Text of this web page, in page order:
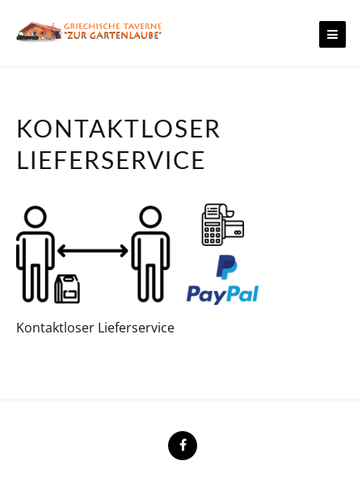
KONTAKTLOSER
LIEFERSERVICE
Kontaktloser Lieferservice